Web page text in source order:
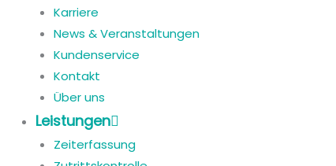
Karriere
News & Veranstaltungen
Kundenservice
Kontakt
Über uns
Leistungen
Zeiterfassung